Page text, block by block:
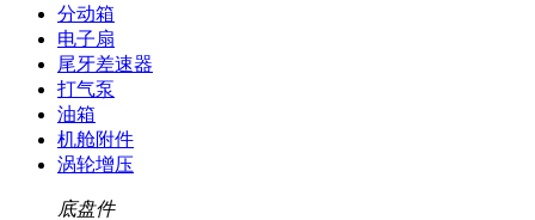
分动箱
电子扇
尾牙差速器
打气泵
油箱
机舱附件
涡轮增压
底盘件